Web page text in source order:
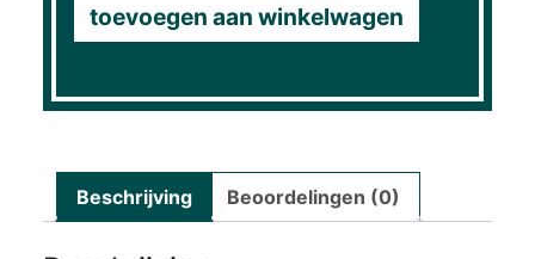
toevoegen aan winkelwagen
Beschrijving Beoordelingen (0)